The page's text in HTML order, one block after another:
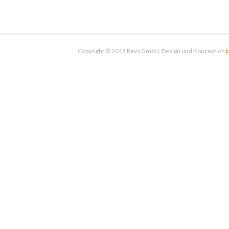
Copyright © 2015 Reva GmbH, Design und Konzeption